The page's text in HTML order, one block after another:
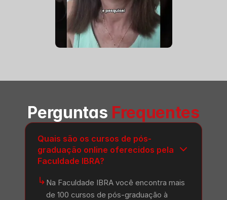
Perguntas Frequentes
Quais são os cursos de pós-
graduação online oferecidos pela
Faculdade IBRA?
↳ Na Faculdade IBRA você encontra mais
de 100 cursos de pós-graduação à